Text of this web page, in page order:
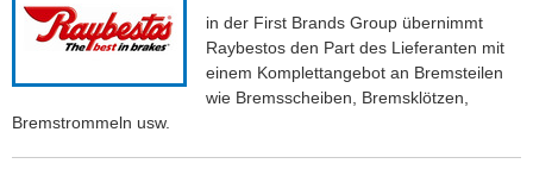
in der First Brands Group übernimmt
Raybestos den Part des Lieferanten mit
einem Komplettangebot an Bremsteilen
wie Bremsscheiben, Bremsklötzen,
Bremstrommeln usw.